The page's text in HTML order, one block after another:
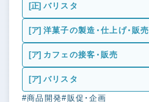
[正] バリスタ
[ア] 洋菓子の製造・仕上げ・販売
[ア] カフェの接客・販売
[ア] バリスタ
#商品開発#販促・企画